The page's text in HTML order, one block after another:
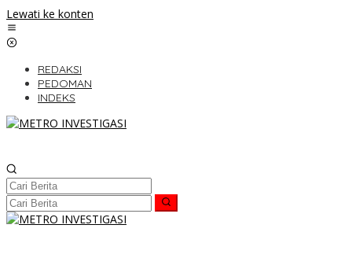
Lewati ke konten
REDAKSI
PEDOMAN
INDEKS